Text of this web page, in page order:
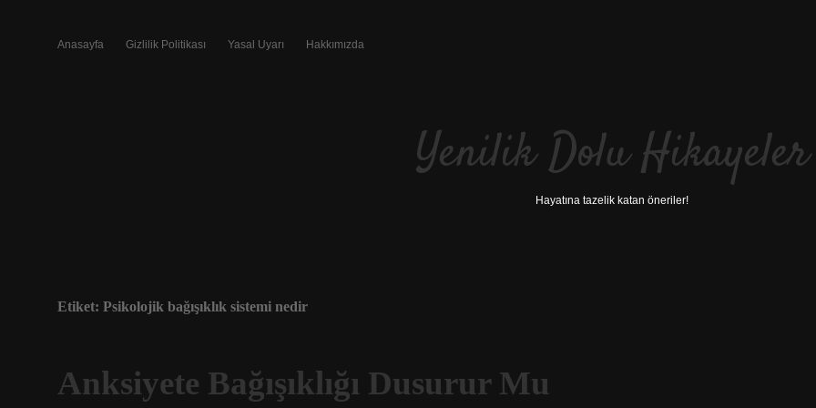
Anasayfa Gizlilik Politikası Yasal Uyarı Hakkımızda
Yenilik Dolu Hikayeler
Hayatına tazelik katan öneriler!
Etiket: Psikolojik bağışıklık sistemi nedir
Anksiyete Bağışıklığı Dusurur Mu